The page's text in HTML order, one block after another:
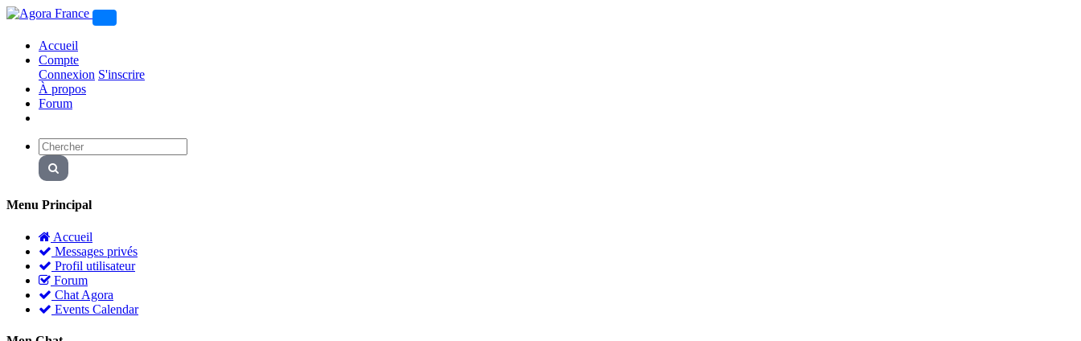
Accueil
Compte
Connexion S'inscrire
À propos
Forum
Menu Principal
Accueil
Messages privés
Profil utilisateur
Forum
Chat Agora
Events Calendar